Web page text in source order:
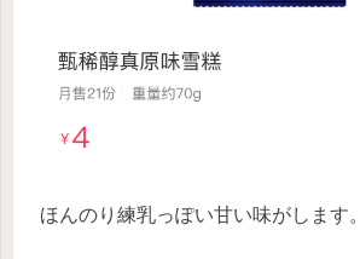
ほんのり練乳っぽい甘い味がします。